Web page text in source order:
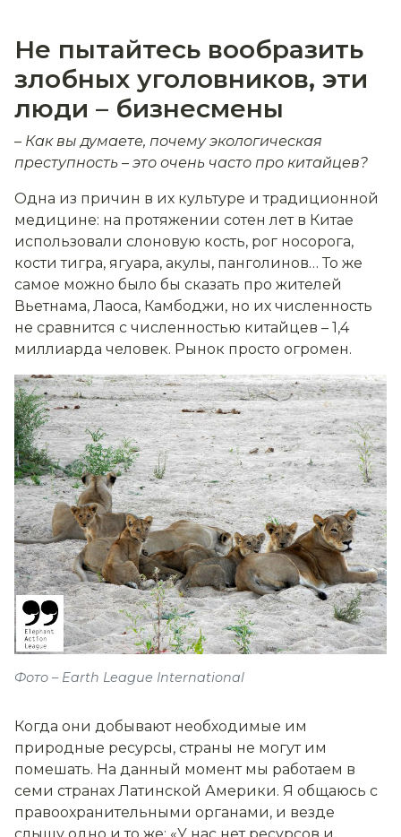
Не пытайтесь вообразить
злобных уголовников, эти
люди – бизнесмены
– Как вы думаете, почему экологическая
преступность – это очень часто про китайцев?
Одна из причин в их культуре и традиционной
медицине: на протяжении сотен лет в Китае
использовали слоновую кость, рог носорога,
кости тигра, ягуара, акулы, панголинов… То же
самое можно было бы сказать про жителей
Вьетнама, Лаоса, Камбоджи, но их численность
не сравнится с численностью китайцев – 1,4
миллиарда человек. Рынок просто огромен.
Фото – Earth League International
Когда они добывают необходимые им
природные ресурсы, страны не могут им
помешать. На данный момент мы работаем в
семи странах Латинской Америки. Я общаюсь с
правоохранительными органами, и везде